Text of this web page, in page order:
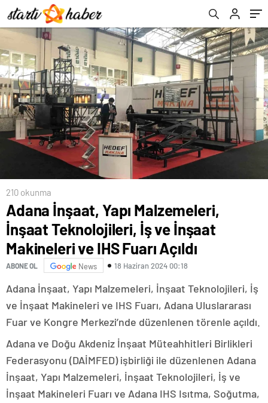
Fuarı Açıldı
210 okunma
Adana İnşaat, Yapı Malzemeleri,
İnşaat Teknolojileri, İş ve İnşaat
Makineleri ve IHS Fuarı Açıldı
ABONE OL News 18 Haziran 2024 00:18
Adana İnşaat, Yapı Malzemeleri, İnşaat Teknolojileri, İş
ve İnşaat Makineleri ve IHS Fuarı, Adana Uluslararası
Fuar ve Kongre Merkezi’nde düzenlenen törenle açıldı.
Adana ve Doğu Akdeniz İnşaat Müteahhitleri Birlikleri
Federasyonu (DAİMFED) işbirliği ile düzenlenen Adana
İnşaat, Yapı Malzemeleri, İnşaat Teknolojileri, İş ve
İnşaat Makineleri Fuarı ve Adana IHS Isıtma, Soğutma,